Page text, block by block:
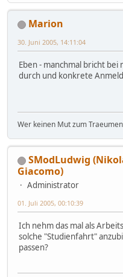
Marion
30. Juni 2005, 14:11:04
Eben - manchmal bricht
durch und konkrete
Wer keinen Mut zum
SModLudwig
Giacomo)
Administrator
01. Juli 2005, 00:10:39
Ich nehm das mal als
solche "Studienfahrt"
passen?